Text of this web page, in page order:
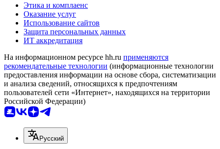
Этика и комплаенс
Оказание услуг
Использование сайтов
Защита персональных данных
ИТ аккредитация
На информационном ресурсе hh.ru применяются
рекомендательные технологии (информационные технологии
предоставления информации на основе сбора, систематизации
и анализа сведений, относящихся к предпочтениям
пользователей сети «Интернет», находящихся на территории
Российской Федерации)
Русский